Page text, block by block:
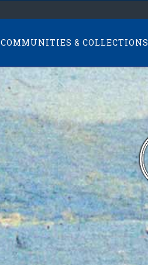
COMMUNITIES & COLLECTIONS